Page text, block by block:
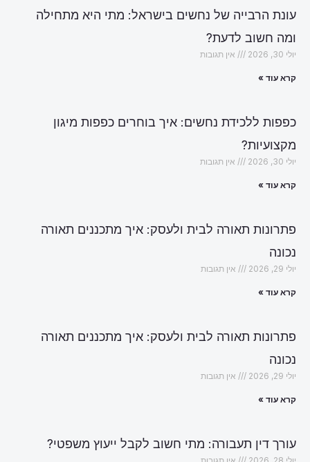
עונת הרבייה של נחשים בישראל: מתי היא מתחילה
ומה חשוב לדעת?
יולי 30, 2026 אין תגובות
קרא עוד »
כפפות ללכידת נחשים: איך בוחרים כפפות מיגון
מקצועיות?
יולי 30, 2026 אין תגובות
קרא עוד »
פתרונות תאורה לבית ולעסק: איך מתכננים תאורה
נכונה
יולי 29, 2026 אין תגובות
קרא עוד »
פתרונות תאורה לבית ולעסק: איך מתכננים תאורה
נכונה
יולי 29, 2026 אין תגובות
קרא עוד »
עורך דין תעבורה: מתי חשוב לקבל ייעוץ משפטי?